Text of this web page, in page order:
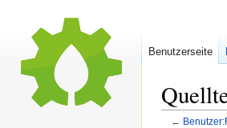
←
Benutzerseite